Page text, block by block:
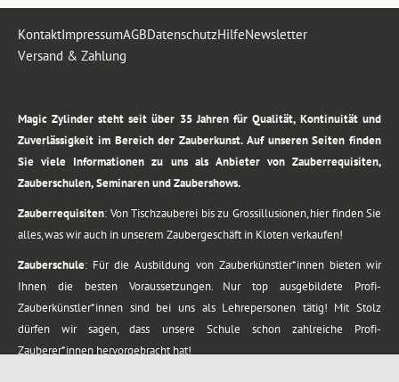
KontaktImpressumAGBDatenschutzHilfeNewsletter
Versand & Zahlung
Magic Zylinder steht seit über 35 Jahren für Qualität, Kontinuität und
Zuverlässigkeit im Bereich der Zauberkunst. Auf unseren Seiten finden
Sie viele Informationen zu uns als Anbieter von Zauberrequisiten,
Zauberschulen, Seminaren und Zaubershows.
Zauberrequisiten: Von Tischzauberei bis zu Grossillusionen, hier finden Sie
alles, was wir auch in unserem Zaubergeschäft in Kloten verkaufen!
Zauberschule: Für die Ausbildung von Zauberkünstler*innen bieten wir
Ihnen die besten Voraussetzungen. Nur top ausgebildete Profi-
Zauberkünstler*innen sind bei uns als Lehrepersonen tätig! Mit Stolz
dürfen wir sagen, dass unsere Schule schon zahlreiche Profi-
Zauberer*innen hervorgebracht hat!